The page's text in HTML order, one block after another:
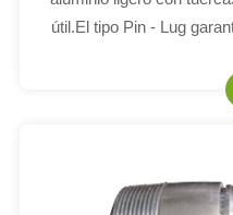
útil.El tipo Pin - Lug